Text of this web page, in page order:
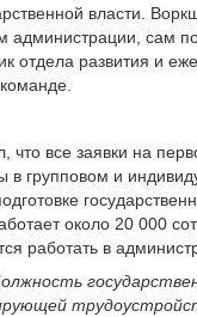
власти.
администрации, сам
отдела развития и
что все заявки на
в групповом и
около 20 000
работать в